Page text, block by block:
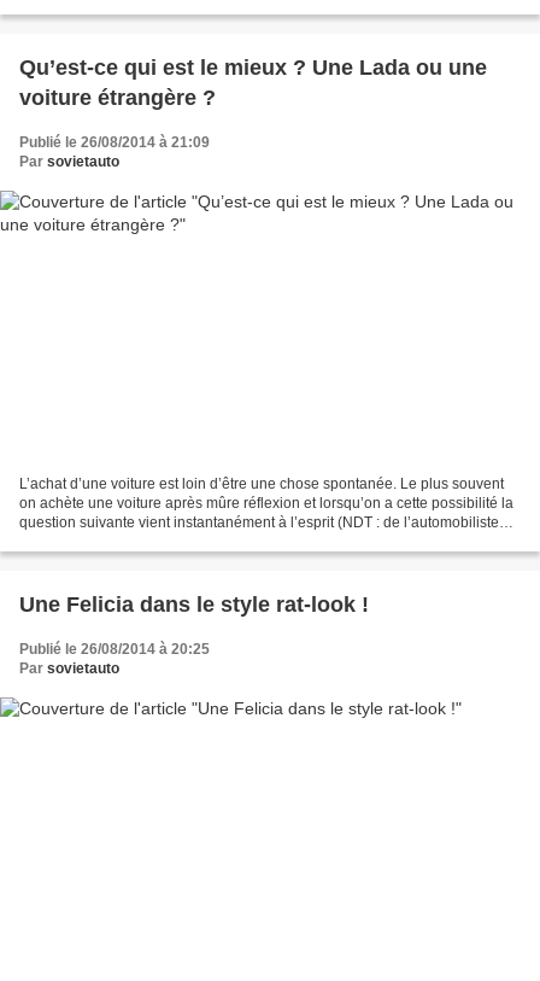
Qu’est-ce qui est le mieux ? Une Lada ou une
voiture étrangère ?
Publié le 26/08/2014 à 21:09
Par sovietauto
L’achat d’une voiture est loin d’être une chose spontanée. Le plus souvent
on achète une voiture après mûre réflexion et lorsqu’on a cette possibilité la
question suivante vient instantanément à l’esprit (NDT : de l’automobiliste
Une Felicia dans le style rat-look !
Publié le 26/08/2014 à 20:25
Par sovietauto